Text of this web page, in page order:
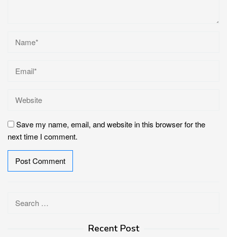
Save my name, email, and website in this browser for the
next time I comment.
for:
Recent Post